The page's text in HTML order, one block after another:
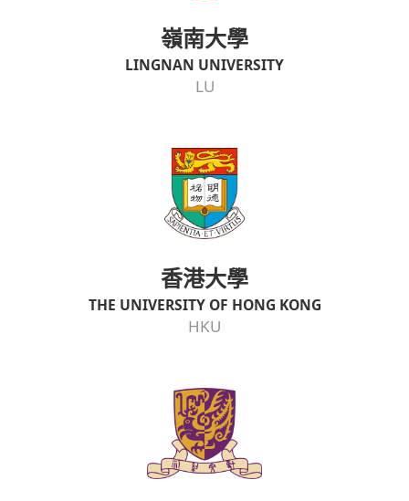
嶺南大學
LINGNAN UNIVERSITY
LU
香港大學
THE UNIVERSITY OF HONG KONG
HKU